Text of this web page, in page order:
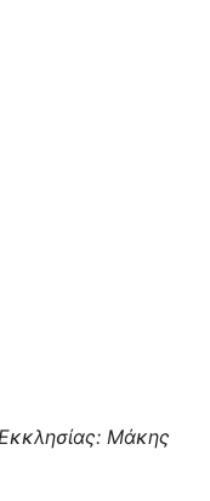
Μάκης